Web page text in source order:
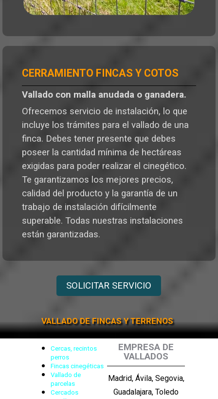
CERRAMIENTO FINCAS Y COTOS
Vallado con malla anudada o ganadera.
Ofrecemos servicio de instalación, lo que
incluye los trámites para el vallado de una
finca. Debes tener presente que debes
poseer la cantidad mínima de hectáreas
exigidas para poder realizar el cinegético.
Te garantizamos los mejores precios,
calidad del producto y la garantía de un
trabajo de instalación difícilmente
superable. Todas nuestras instalaciones
están garantizadas.
SOLICITAR SERVICIO
VALLADO DE FINCAS Y TERRENOS
Cercas, recintos
perros
Fincas cinegéticas
Vallado de
parcelas
Cercados
EMPRESA DE
VALLADOS
Madrid, Ávila, Segovia,
Guadalajara, Toledo